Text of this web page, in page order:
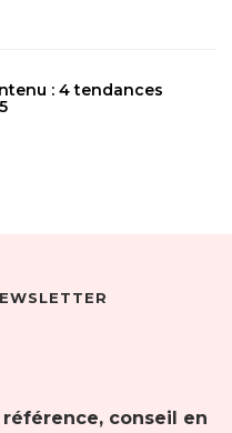
: 4 tendances
conseil en